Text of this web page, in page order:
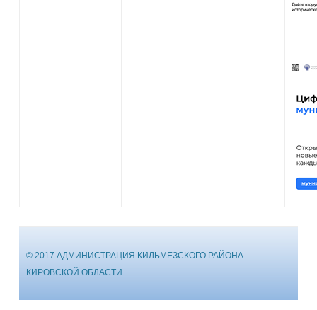
© 2017 АДМИНИСТРАЦИЯ КИЛЬМЕЗСКОГО РАЙОНА
КИРОВСКОЙ ОБЛАСТИ